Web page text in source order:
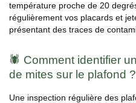
température proche de 20
régulièrement vos placards et
présentant des traces de
🕷️ Comment identifier
de mites sur le plafond ?
Une inspection régulière des